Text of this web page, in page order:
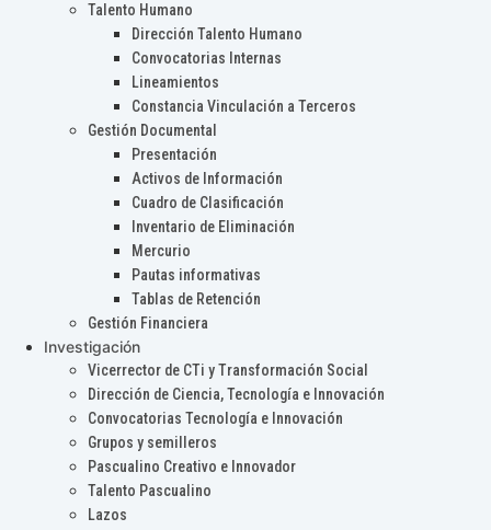
Talento Humano
Dirección Talento Humano
Convocatorias Internas
Lineamientos
Constancia Vinculación a Terceros
Gestión Documental
Presentación
Activos de Información
Cuadro de Clasificación
Inventario de Eliminación
Mercurio
Pautas informativas
Tablas de Retención
Gestión Financiera
Investigación
Vicerrector de CTi y Transformación Social
Dirección de Ciencia, Tecnología e Innovación
Convocatorias Tecnología e Innovación
Grupos y semilleros
Pascualino Creativo e Innovador
Talento Pascualino
Lazos